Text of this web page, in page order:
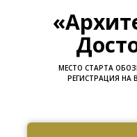
МЕСТО СТАРТА
РЕГИСТРАЦИЯ НА
Ссылка на это место